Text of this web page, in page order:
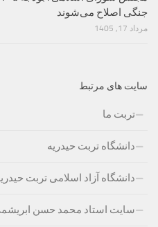
جنگی اصلاح می‌شوند
مرداد 17, 1405
سایت های مرتبط
تربت ما
دانشگاه تربت حیدریه
دانشگاه آزاد اسلامی تربت
سایت استاد محمد حسن